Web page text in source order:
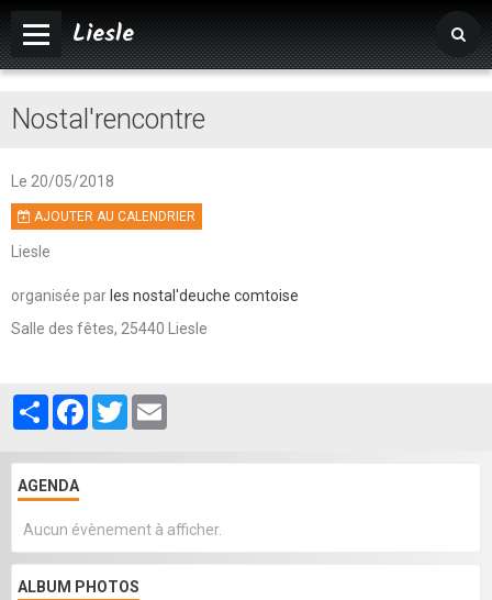
Liesle
Vivre à Liesle
Vie associative
Nostal'rencontre
Le 20/05/2018
AJOUTER AU CALENDRIER
Liesle
organisée par les nostal'deuche comtoise
Salle des fêtes, 25440 Liesle
PartagerFacebook
Twitter
AGENDA
Aucun évènement à afficher.
ALBUM PHOTOS